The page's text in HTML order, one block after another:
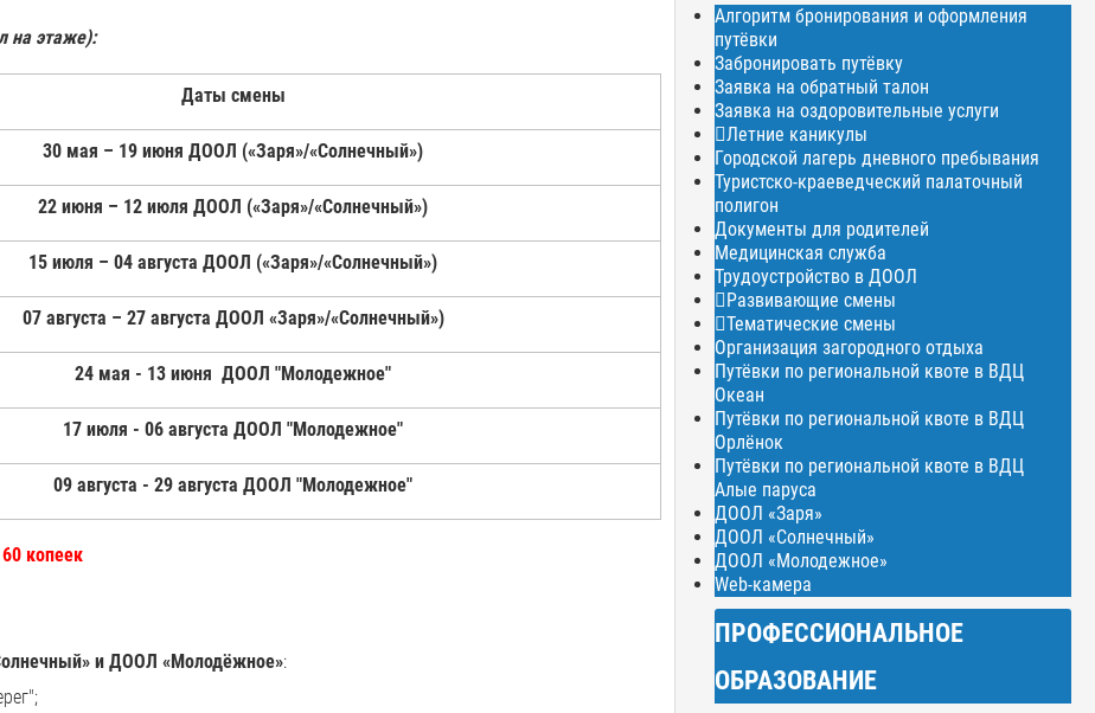
на этаже):
Даты смены
30 мая – 19 июня ДООЛ («Заря»/«Солнечный»)
22 июня – 12 июля ДООЛ («Заря»/«Солнечный»)
15 июля – 04 августа ДООЛ («Заря»/«Солнечный»)
07 августа – 27 августа ДООЛ «Заря»/«Солнечный»)
24 мая - 13 июня ДООЛ "Молодежное"
17 июля - 06 августа ДООЛ "Молодежное"
09 августа - 29 августа ДООЛ "Молодежное"
копеек
и ДООЛ «Молодёжное»:
Алгоритм бронирования и оформления
путёвки
Забронировать путёвку
Заявка на обратный талон
Заявка на оздоровительные услуги
Летние каникулы
Городской лагерь дневного пребывания
Туристско-краеведческий палаточный
полигон
Документы для родителей
Медицинская служба
Трудоустройство в ДООЛ
Развивающие смены
Тематические смены
Организация загородного отдыха
Путёвки по региональной квоте в ВДЦ
Океан
Путёвки по региональной квоте в ВДЦ
Орлёнок
Путёвки по региональной квоте в ВДЦ
Алые паруса
ДООЛ «Заря»
ДООЛ «Солнечный»
ДООЛ «Молодежное»
Web-камера
ПРОФЕССИОНАЛЬНОЕ
ОБРАЗОВАНИЕ